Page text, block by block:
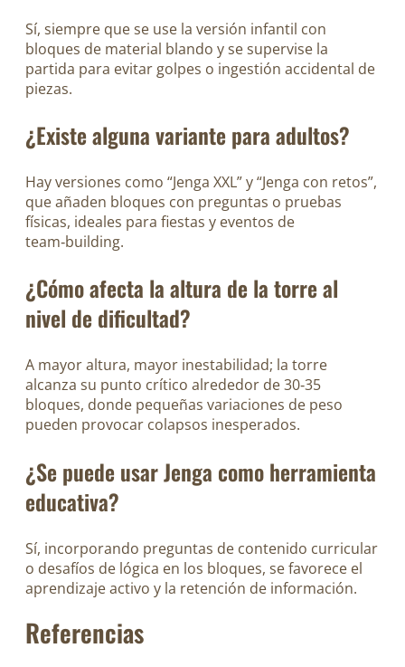
Sí, siempre que se use la versión infantil con
bloques de material blando y se supervise la
partida para evitar golpes o ingestión accidental de
piezas.
¿Existe alguna variante para adultos?
Hay versiones como “Jenga XXL” y “Jenga con retos”,
que añaden bloques con preguntas o pruebas
físicas, ideales para fiestas y eventos de
team‑building.
¿Cómo afecta la altura de la torre al
nivel de dificultad?
A mayor altura, mayor inestabilidad; la torre
alcanza su punto crítico alrededor de 30‑35
bloques, donde pequeñas variaciones de peso
pueden provocar colapsos inesperados.
¿Se puede usar Jenga como herramienta
educativa?
Sí, incorporando preguntas de contenido curricular
o desafíos de lógica en los bloques, se favorece el
aprendizaje activo y la retención de información.
Referencias